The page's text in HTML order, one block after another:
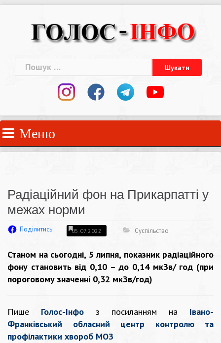
Пошук:
Меню
Радіаційний фон на Прикарпатті у
межах норми
Поділитись 05.07.2022 Суспільство
Станом на сьогодні, 5 липня, показник радіаційного
фону становить від 0,10 – до 0,14 мкЗв/ год (при
пороговому значенні 0,32 мкЗв/год)
Пише Голос-Інфо з посиланням на
Івано-
Франківський обласний центр контролю та
профілактики хвороб МОЗ